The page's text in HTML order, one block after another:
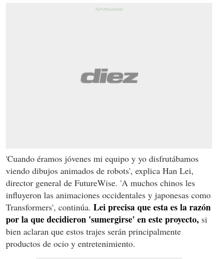
'Cuando éramos jóvenes mi equipo y yo disfrutábamos
viendo dibujos animados de robots', explica Han Lei,
director general de FutureWise. 'A muchos chinos les
influyeron las animaciones occidentales y japonesas como
Transformers', continúa. Lei precisa que esta es la razón
por la que decidieron 'sumergirse' en este proyecto, si
bien aclaran que estos trajes serán principalmente
productos de ocio y entretenimiento.